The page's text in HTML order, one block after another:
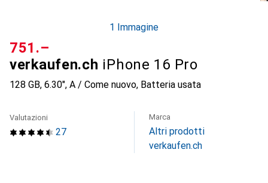
1 Immagine
verkaufen.ch iPhone 16 Pro
128 GB, 6.30", A / Come nuovo, Batteria usata
CHF
751.–
27
Valutazioni Marca
Altri prodotti
verkaufen.ch